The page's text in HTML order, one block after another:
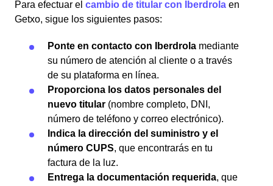
Para efectuar el cambio de titular con Iberdrola en
Getxo, sigue los siguientes pasos:
Ponte en contacto con Iberdrola mediante
su número de atención al cliente o a través
de su plataforma en línea.
Proporciona los datos personales del
nuevo titular (nombre completo, DNI,
número de teléfono y correo electrónico).
Indica la dirección del suministro y el
número CUPS, que encontrarás en tu
factura de la luz.
Entrega la documentación requerida, que